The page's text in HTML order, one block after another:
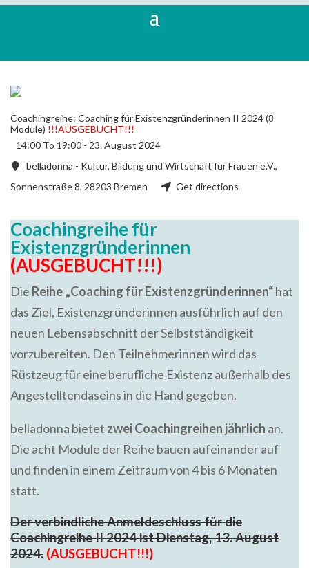
Coachingreihe: Coaching für Existenzgründerinnen II 2024 (8
Module) !!!AUSGEBUCHT!!!
14:00 To 19:00 - 23. August 2024
belladonna - Kultur, Bildung und Wirtschaft für Frauen e.V.,
Sonnenstraße 8, 28203 Bremen
Get directions
Coachingreihe für
Existenzgründerinnen
(AUSGEBUCHT!!!)
Die Reihe „Coaching für Existenzgründerinnen“hat
das Ziel, Existenzgründerinnen ausführlich auf den
neuen Lebensabschnitt der Selbstständigkeit
vorzubereiten. Den Teilnehmerinnen wird das
Rüstzeug für eine berufliche Existenz außerhalb des
Angestelltendaseins in die Hand gegeben.
belladonna bietet zwei Coachingreihen jährlich an.
Die acht Module der Reihe bauen aufeinander auf
und finden in einem Zeitraum von 4 bis 6 Monaten
statt.
Der verbindliche Anmeldeschluss für die
Coachingreihe II 2024 ist Dienstag, 13. August
2024. (AUSGEBUCHT!!!)